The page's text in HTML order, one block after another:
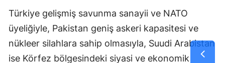
Türkiye gelişmiş savunma sanayii ve NATO
üyeliğiyle, Pakistan geniş askeri kapasitesi ve
nükleer silahlara sahip olmasıyla, Suudi Arabistan
ise Körfez bölgesindeki siyasi ve ekonomik